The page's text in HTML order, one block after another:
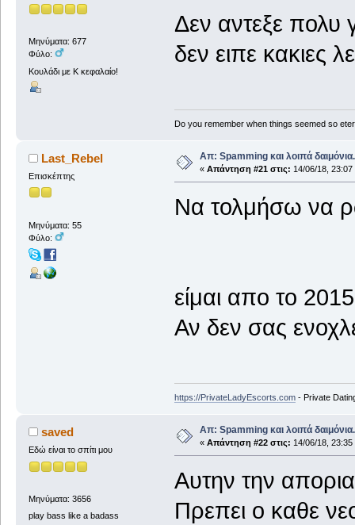
Μηνύματα: 677
Φύλο:
Κουλάδι με Κ κεφαλαίο!
Δεν αντεξε
δεν ειπε κακιες
Do you remember when things seemed so
Last_Rebel
Επισκέπτης
Μηνύματα: 55
Φύλο:
Απ: Spamming και λοιπά
« Απάντηση #21 στις: 14/06/18, 23:07
Να τολμήσω να
είμαι απο το
Αν δεν σας
https://PrivateLadyEscorts.com- Private
saved
Εδώ είναι το σπίτι μου
Μηνύματα: 3656
play bass like a badass
Απ: Spamming και λοιπά
« Απάντηση #22 στις: 14/06/18, 23:35
Αυτην την
Πρεπει ο καθε